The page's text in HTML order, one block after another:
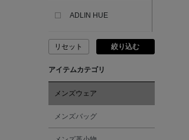
ADLIN HUE
ADVISORY BOARD
AESOP
リセット 絞り込む
アイテムカテゴリ
メンズウェア
メンズバッグ